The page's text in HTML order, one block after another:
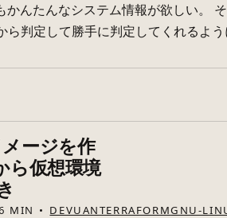
んたんなシステム情報が欲しい。
判定して勝手に判定してくれるよ
ージを作
ら仮想環境
MIN DEVUANTERRAFORMGNU-